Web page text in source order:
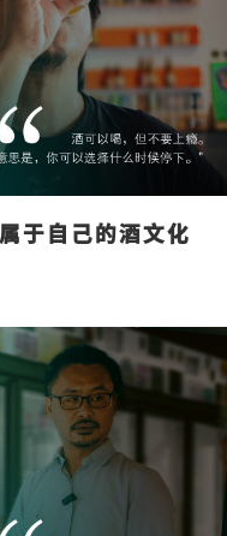
于自己的酒文化